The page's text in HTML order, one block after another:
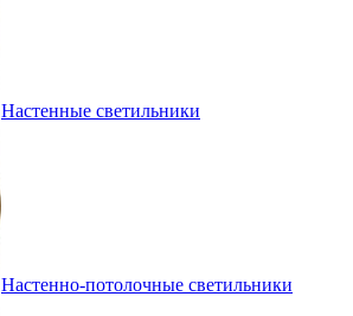
Настенные светильники
Настенно-потолочные светильники